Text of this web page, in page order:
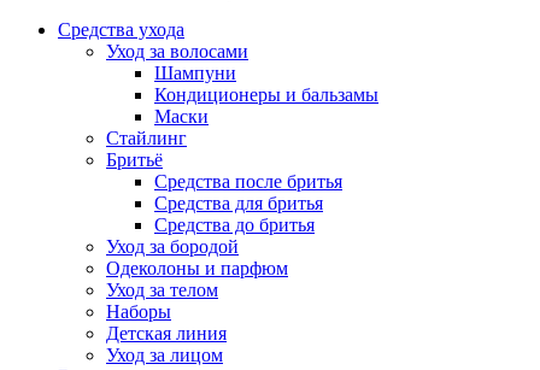
Средства ухода
Уход за волосами
Шампуни
Кондиционеры и бальзамы
Маски
Стайлинг
Бритьё
Средства после бритья
Средства для бритья
Средства до бритья
Уход за бородой
Одеколоны и парфюм
Уход за телом
Наборы
Детская линия
Уход за лицом